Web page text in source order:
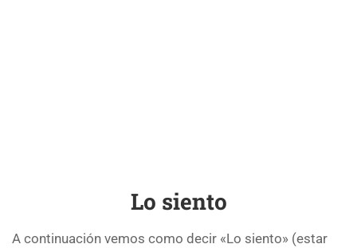
Lo siento
A continuación vemos como decir «Lo siento» (estar